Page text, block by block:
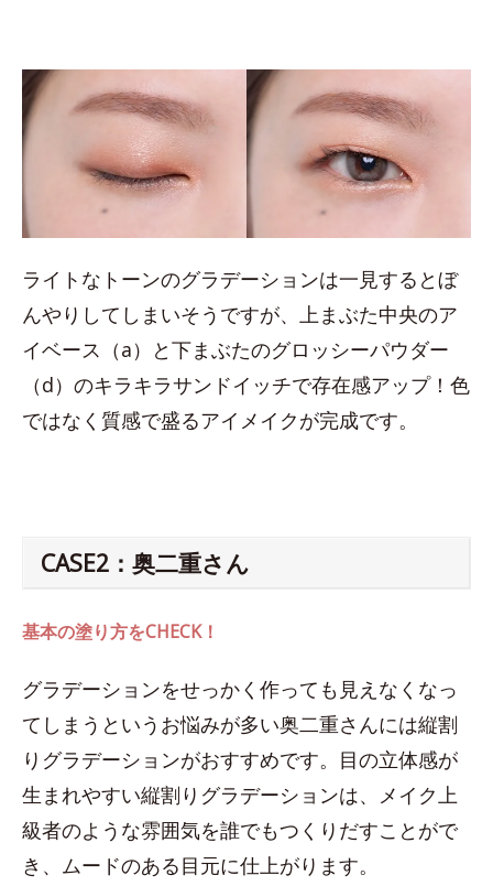
ライトなトーンのグラデーションは一見するとぼ
んやりしてしまいそうですが、上まぶた中央のア
イベース（a）と下まぶたのグロッシーパウダー
（d）のキラキラサンドイッチで存在感アップ！色
ではなく質感で盛るアイメイクが完成です。
CASE2：奥二重さん
基本の塗り方をCHECK！
グラデーションをせっかく作っても見えなくなっ
てしまうというお悩みが多い奥二重さんには縦割
りグラデーションがおすすめです。目の立体感が
生まれやすい縦割りグラデーションは、メイク上
級者のような雰囲気を誰でもつくりだすことがで
き、ムードのある目元に仕上がります。